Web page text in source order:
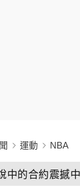
運動 NBA
中的合約震撼